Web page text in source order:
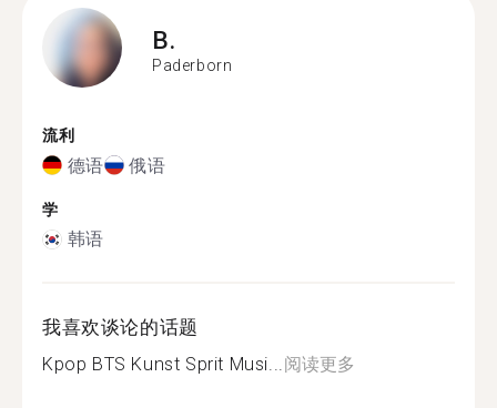
B.
Paderborn
流利
德语 俄语
学
韩语
我喜欢谈论的话题
Kpop BTS Kunst Sprit Musi...阅读更多